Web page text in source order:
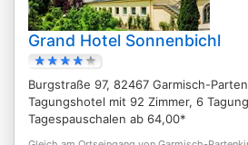
Grand Hotel Sonnenbichl
Burgstraße 97, 82467 Garmisch-
Tagungshotel mit 92 Zimmer, 6
Tagespauschalen ab 64,00*